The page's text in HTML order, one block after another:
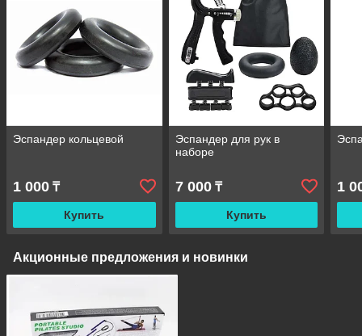
Эспандер кольцевой
1 000 ₸
Купить
Эспандер для рук в
наборе
7 000₸
Купить
1
Акционные предложения и новинки